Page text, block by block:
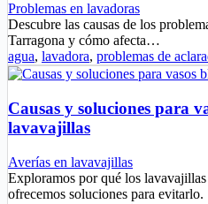
Problemas en lavadoras
Descubre las causas de los
Tarragona y cómo afecta…
agua, lavadora, problemas de
Causas y soluciones para
lavavajillas
Averías en lavavajillas
Exploramos por qué los
ofrecemos soluciones para evitarlo.